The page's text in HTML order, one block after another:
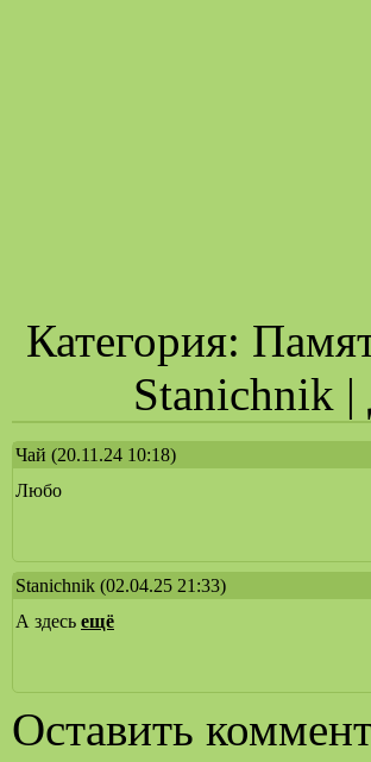
Категория:
Stanichnik
Чай (20.11.24 10:18)
Любо
Stanichnik (02.04.25 21:33)
А здесь ещё
Оставить